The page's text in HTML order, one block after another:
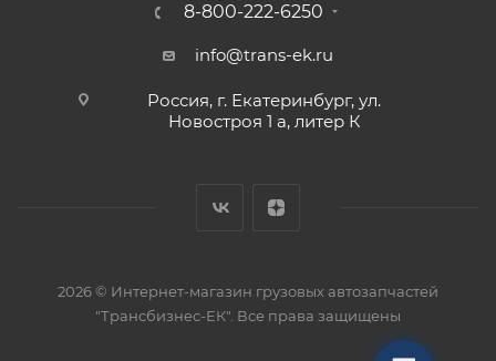
8-800-222-6250
info@trans-ek.ru
Россия, г. Екатеринбург, ул.
Новостроя 1 а, литер К
2026 © Интернет-магазин грузовых автозапчастей
"Трансбизнес-ЕК" . Все права защищены